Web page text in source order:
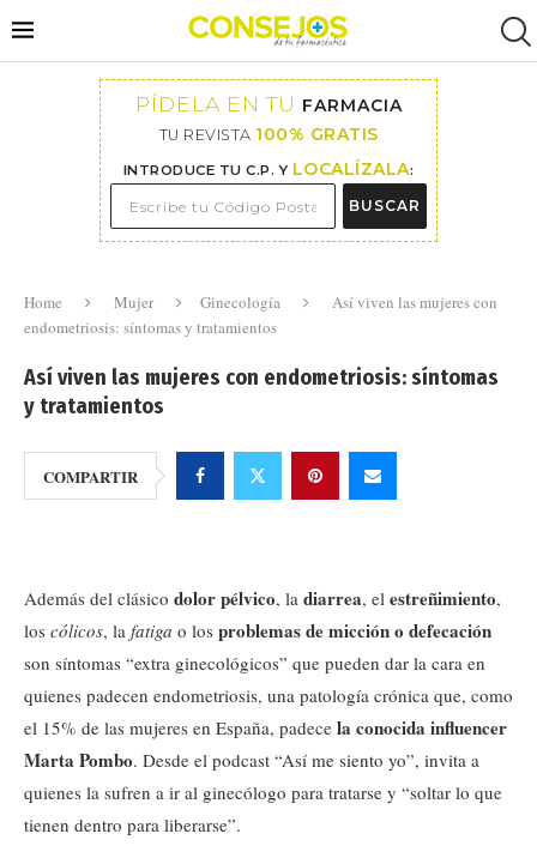
PÍDELA EN TU FARMACIA
TU REVISTA 100% GRATIS
INTRODUCE TU C.P. Y LOCALÍZALA:
BUSCAR
Home Mujer Ginecología
Así viven las mujeres con
endometriosis: síntomas y tratamientos
Así viven las mujeres con endometriosis: síntomas
y tratamientos
COMPARTIR
Además del clásico dolor pélvico, la diarrea, el estreñimiento,
los cólicos, la fatiga o los problemas de micción o defecación
son síntomas “extra ginecológicos” que pueden dar la cara en
quienes padecen endometriosis, una patología crónica que, como
el 15% de las mujeres en España, padece la conocida influencer
Marta Pombo. Desde el podcast “Así me siento yo”, invita a
quienes la sufren a ir al ginecólogo para tratarse y “soltar lo que
tienen dentro para liberarse”.